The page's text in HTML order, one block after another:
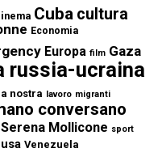
Cuba cultura
Economia
Europa film Gaza
russia-ucraina
nostra lavoro migranti
conversano
Serena Mollicone sport
usa Venezuela